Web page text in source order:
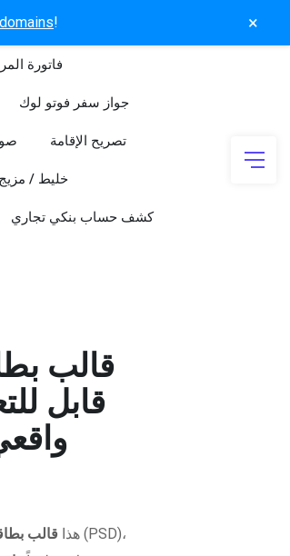
! ×
فاتورة
جواز سفر فوتو لوك
تصريح الإقامة
خليط / مزيج
كشف حساب بنكي تجاري
قالب
هذا قالب